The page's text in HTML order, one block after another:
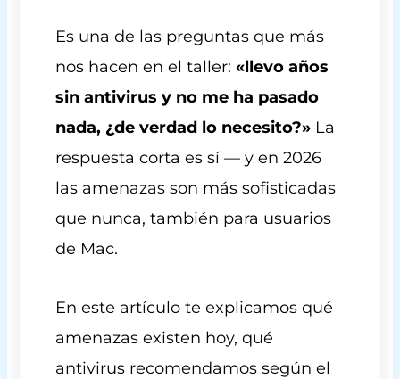
Es una de las preguntas que más
nos hacen en el taller:«llevo años
sin antivirus y no me ha pasado
nada, ¿de verdad lo necesito?» La
respuesta corta es sí — y en 2026
las amenazas son más sofisticadas
que nunca, también para usuarios
de Mac.
En este artículo te explicamos qué
amenazas existen hoy, qué
antivirus recomendamos según el